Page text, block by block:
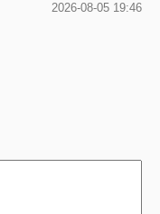
2026-08-05 19:46